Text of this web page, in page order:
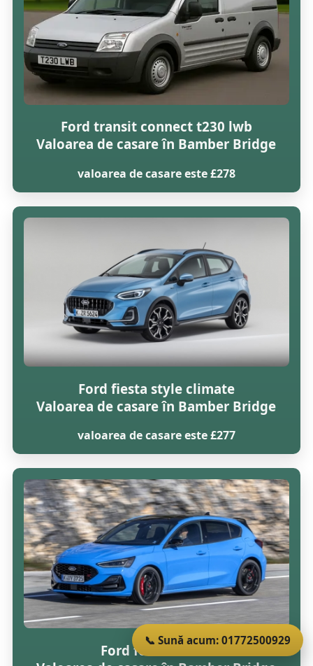
Ford transit connect t230 lwb
Valoarea de casare în Bamber Bridge
valoarea de casare este £278
Ford fiesta style climate
Valoarea de casare în Bamber Bridge
valoarea de casare este £277
Ford focus lx tdci
📞 Sună acum: 01772500929